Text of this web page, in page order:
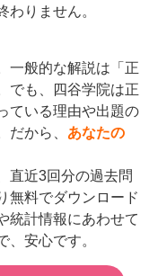
わりません。
一般的な解説は「正
でも、四谷学院は正
ている理由や出題の
だから、 あなたの
直近3回分の過去問
無料でダウンロード
統計情報にあわせて
安心です。